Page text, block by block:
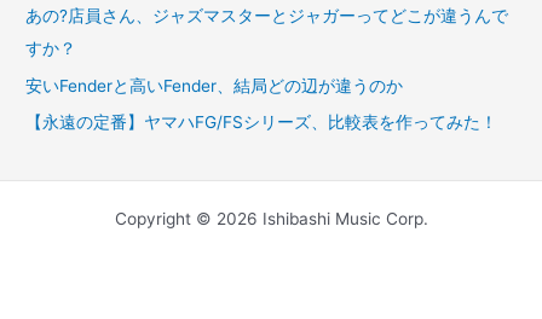
あの?店員さん、ジャズマスターとジャガーってどこが違うんで
すか？
安いFenderと高いFender、結局どの辺が違うのか
【永遠の定番】ヤマハFG/FSシリーズ、比較表を作ってみた！
Copyright © 2026 Ishibashi Music Corp.